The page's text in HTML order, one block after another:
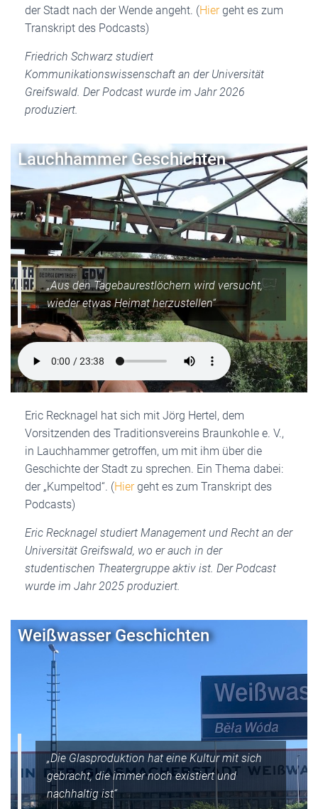
der Stadt nach der Wende angeht. (Hiergeht es zum
Transkript des Podcasts)
Friedrich Schwarz studiert
Kommunikationswissenschaft an der Universität
Greifswald. Der Podcast wurde im Jahr 2026
produziert.
Lauchhammer Geschichten
„Aus den Tagebaurestlöchern wird versucht,
wieder etwas Heimat herzustellen“
Eric Recknagel hat sich mit Jörg Hertel, dem
Vorsitzenden des Traditionsvereins Braunkohle e. V.,
in Lauchhammer getroffen, um mit ihm über die
Geschichte der Stadt zu sprechen. Ein Thema dabei:
der „Kumpeltod“. (Hiergeht es zum Transkript des
Podcasts)
Eric Recknagel studiert Management und Recht an der
Universität Greifswald, wo er auch in der
studentischen Theatergruppe aktiv ist. Der Podcast
wurde im Jahr 2025 produziert.
Weißwasser Geschichten
„Die Glasproduktion hat eine Kultur mit sich
gebracht, die immer noch existiert und
nachhaltig ist“